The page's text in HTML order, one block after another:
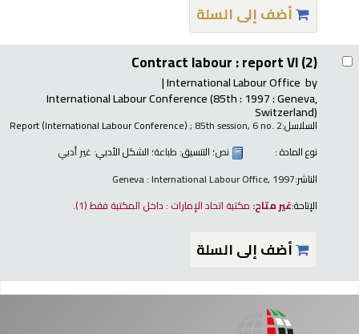
أضف إلى السلة
Contract labour : report VI (2)
by
International Labour Office
International Labour Conference(85th : 1997 : Geneva,
Switzerland)
السلاسل: Report (International Labour Conference); 85th session, 6 no. 2
نوع المادة :
نص؛ التنسيق: طباعة؛ الشكل الأدبي: غير أدبي
الناشر:Geneva : International Labour Office, 1997
الإتاحة:غير متاح: مكتبة اتحاد الإمارات : داخل المكتبة فقط(1).
أضف إلى السلة